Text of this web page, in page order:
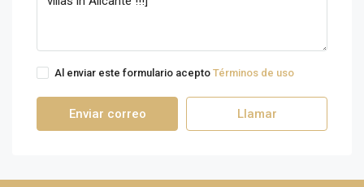
Al enviar este formulario acepto Términos de uso
Enviar correo Llamar